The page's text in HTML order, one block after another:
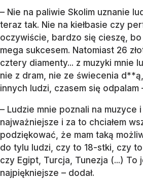
– Nie na paliwie Skolim uznanie
teraz tak. Nie na kiełbasie czy
oczywiście, bardzo się cieszę,
mega sukcesem. Natomiast 26
cztery diamenty... z muzyki mnie
nie z dram, nie ze świecenia
innych ludzi, czasem się odpalam
– Ludzie mnie poznali na muzyce
najważniejsze i za to chciałem
podziękować, że mam taką
do tylu ludzi, czy to 18-stki, czy
czy Egipt, Turcja, Tunezja (...) To
najpiękniejsze – dodał.